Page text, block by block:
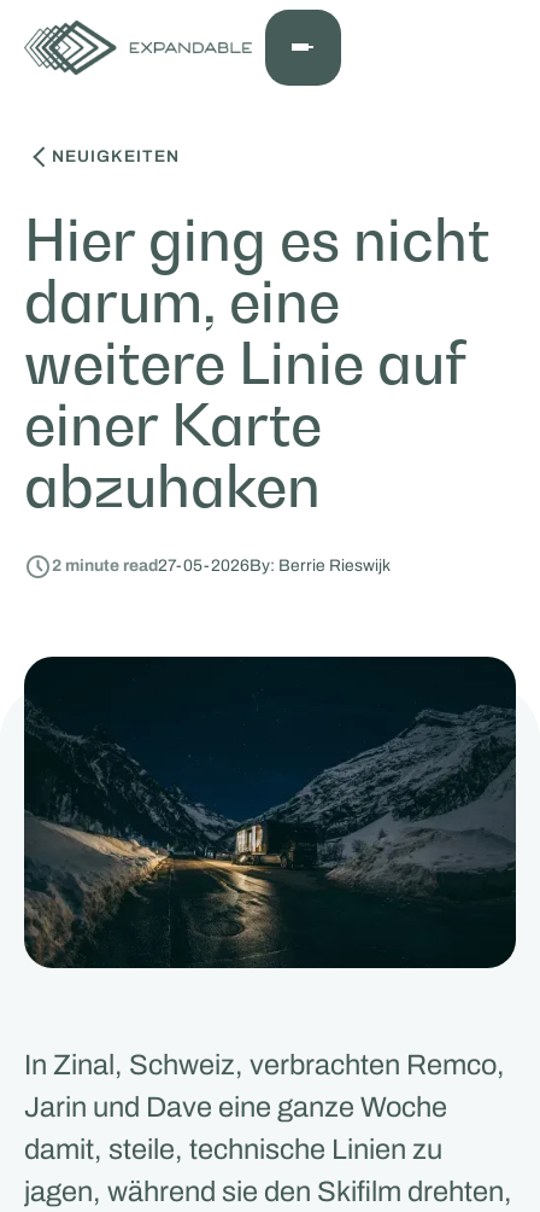
NEUIGKEITEN
Hier ging es nicht
darum, eine
weitere Linie auf
einer Karte
abzuhaken
2 minute read27-05-2026By: Berrie Rieswijk
In Zinal, Schweiz, verbrachten Remco,
Jarin und Dave eine ganze Woche
damit, steile, technische Linien zu
jagen, während sie den Skifilm drehten,